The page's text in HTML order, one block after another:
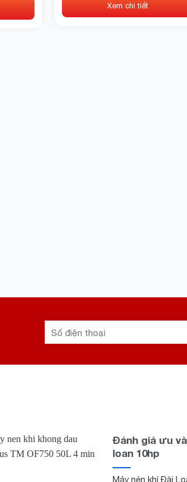
Xem chi tiết
Đánh giá ưu
loan 10hp
Máy nén khí Đài